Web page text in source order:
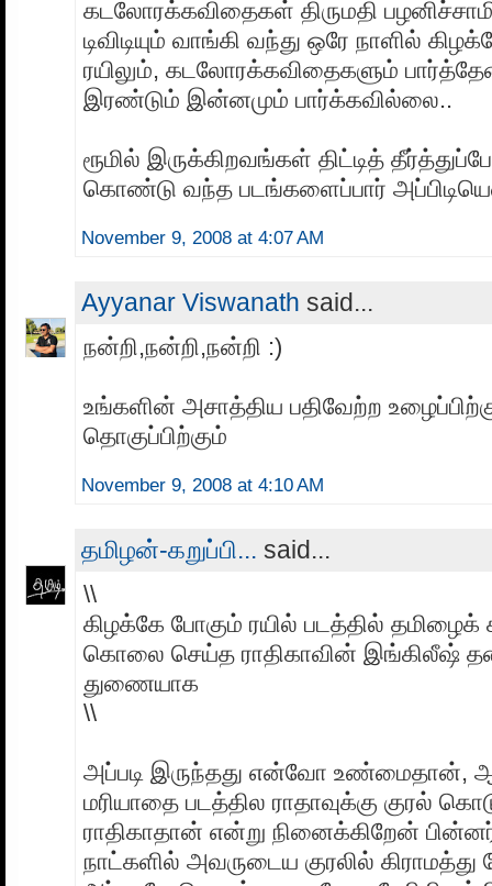
கடலோரக்கவிதைகள் திருமதி
டிவிடியும் வாங்கி வந்து ஒரே நாளில்
ரயிலும், கடலோரக்கவிதைகளும்
இரண்டும் இன்னமும் பார்க்கவில்லை..
ரூமில் இருக்கிறவங்கள் திட்டித்
கொண்டு வந்த படங்களைப்பார்
November 9, 2008 at 4:07 AM
Ayyanar Viswanath said...
நன்றி,நன்றி,நன்றி :)
உங்களின் அசாத்திய பதிவேற்ற
தொகுப்பிற்கும்
November 9, 2008 at 4:10 AM
தமிழன்-கறுப்பி... said...
\\
கிழக்கே போகும் ரயில் படத்தில்
கொலை செய்த ராதிகாவின் இங்கிலீஷ்
துணையாக
\\
அப்படி இருந்தது என்வோ உண்மைதான்,
மரியாதை படத்தில ராதாவுக்கு குரல்
ராதிகாதான் என்று நினைக்கிறேன்
நாட்களில் அவருடைய குரலில்